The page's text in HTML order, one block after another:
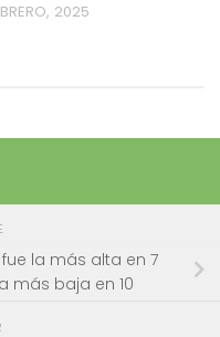
2025
la más alta en 7
más baja en 10